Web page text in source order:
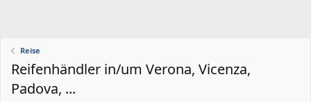
Reise
Reifenhändler in/um Verona, Vicenza,
Padova, ...